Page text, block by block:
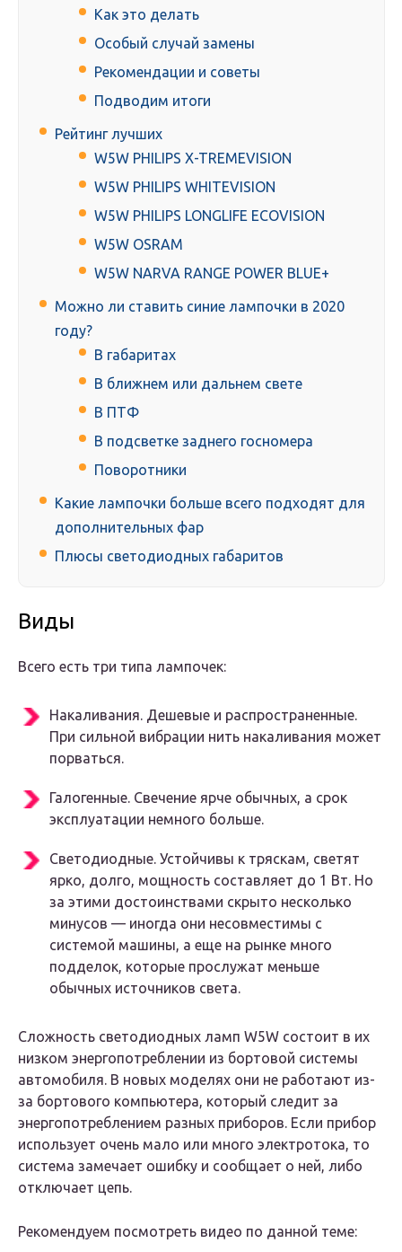
Как это делать
Особый случай замены
Рекомендации и советы
Подводим итоги
Рейтинг лучших
W5W PHILIPS X-TREMEVISION
W5W PHILIPS WHITEVISION
W5W PHILIPS LONGLIFE ECOVISION
W5W OSRAM
W5W NARVA RANGE POWER BLUE+
Можно ли ставить синие лампочки в 2020
году?
В габаритах
В ближнем или дальнем свете
В ПТФ
В подсветке заднего госномера
Поворотники
Какие лампочки больше всего подходят для
дополнительных фар
Плюсы светодиодных габаритов
Виды
Всего есть три типа лампочек:
Накаливания. Дешевые и распространенные.
При сильной вибрации нить накаливания может
порваться.
Галогенные. Свечение ярче обычных, а срок
эксплуатации немного больше.
Светодиодные. Устойчивы к тряскам, светят
ярко, долго, мощность составляет до 1 Вт. Но
за этими достоинствами скрыто несколько
минусов — иногда они несовместимы с
системой машины, а еще на рынке много
подделок, которые прослужат меньше
обычных источников света.
Сложность светодиодных ламп W5W состоит в их
низком энергопотреблении из бортовой системы
автомобиля. В новых моделях они не работают из-
за бортового компьютера, который следит за
энергопотреблением разных приборов. Если прибор
использует очень мало или много электротока, то
система замечает ошибку и сообщает о ней, либо
отключает цепь.
Рекомендуем посмотреть видео по данной теме: